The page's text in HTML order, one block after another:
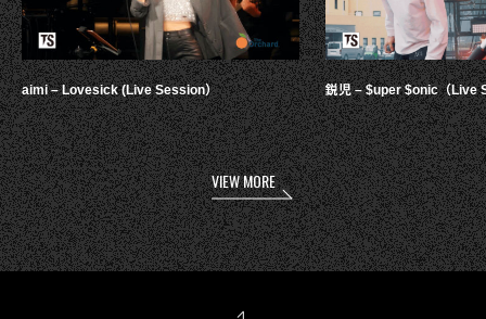
aimi – Lovesick (Live Session） 鋭児 – $uper $onic（Live
VIEW MORE